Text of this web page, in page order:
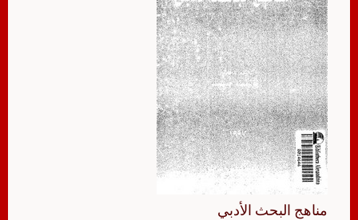
مناهج البحث الأدبي